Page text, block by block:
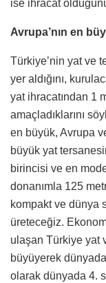
ise ihracat
Avrupa’nın en
Türkiye’nin yat ve
yer aldığını,
yat ihracatından 1
amaçladıklarını
en büyük, Avrupa
büyük yat
birincisi ve en
donanımla 125
kompakt ve dünya
üreteceğiz.
ulaşan Türkiye yat
büyüyerek
olarak dünyada 4.